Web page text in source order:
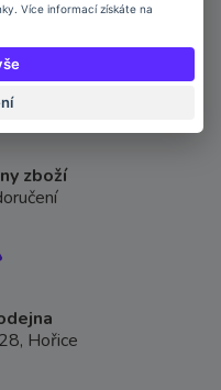
000 Kč
zboží
Hořice
Více informací získáte na